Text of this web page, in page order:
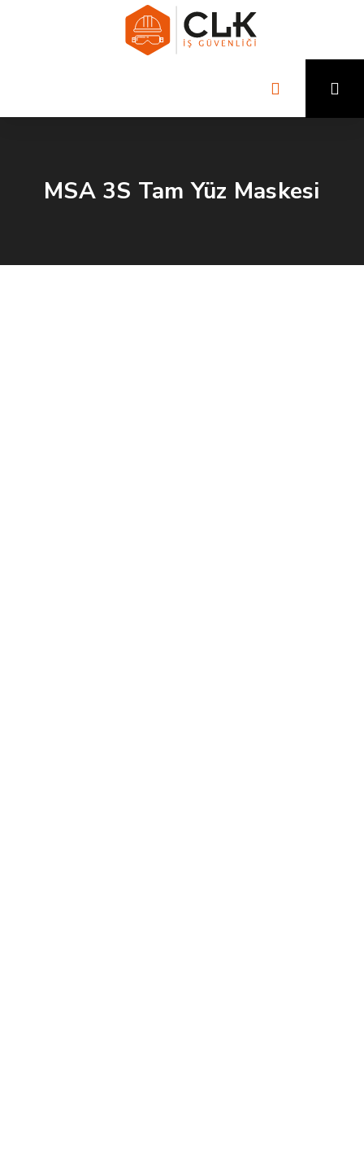
MSA 3S Tam Yüz Maskesi